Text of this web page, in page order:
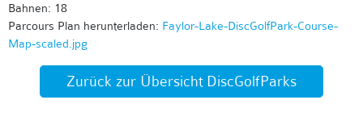
Bahnen: 18
Parcours Plan herunterladen: Faylor-Lake-DiscGolfPark-Course-
Map-scaled.jpg
Zurück zur Übersicht DiscGolfParks